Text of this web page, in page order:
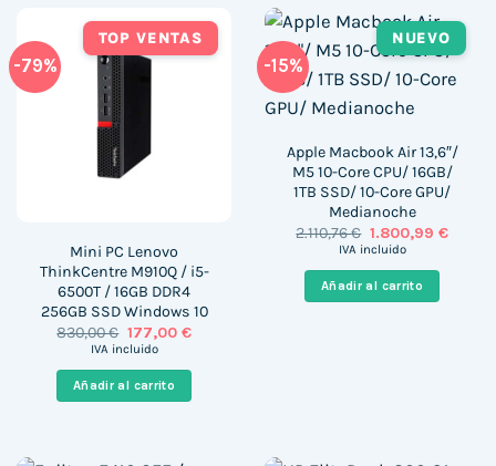
-79%
TOP VENTAS
Mini PC Lenovo
ThinkCentre M910Q / i5-
6500T / 16GB DDR4
256GB SSD Windows 10
830,00€ El
precio
era:
830,00 €.
177,00 €El
es:
IVA incluido
Añadir al carrito
-15%
NUEVO
Apple Macbook Air 13,6″/
M5 10-Core CPU/ 16GB/
1TB SSD/ 10-Core GPU/
Medianoche
2.110,76€ El
precio
era:
2.110,76 €.
1.800,99 €El
IVA incluido
Añadir al carrito